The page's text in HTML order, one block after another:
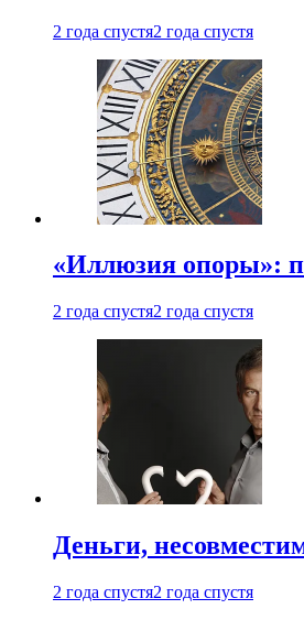
2 года спустя2 года спустя
«Иллюзия опоры»:
2 года спустя2 года спустя
Деньги,
2 года спустя2 года спустя